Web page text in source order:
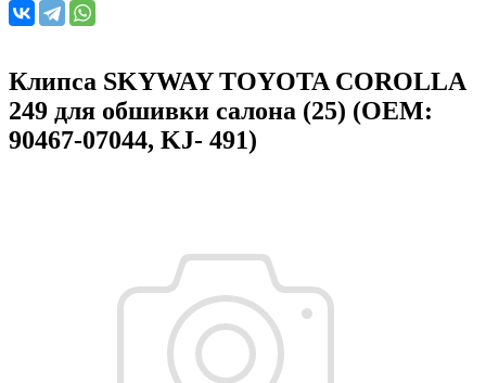
Клипса SKYWAY TOYOTA COROLLA
249 для обшивки салона (25) (OEM:
90467-07044, KJ- 491)